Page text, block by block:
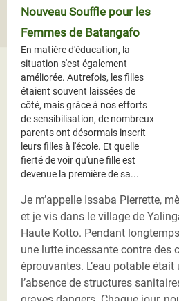
Nouveau Souffle pour les
Femmes de Batangafo
En matière d'éducation, la
situation s'est également
améliorée. Autrefois, les filles
étaient souvent laissées de
côté, mais grâce à nos efforts
de sensibilisation, de nombreux
parents ont désormais inscrit
leurs filles à l'école. Et quelle
fierté de voir qu'une fille est
devenue la première de sa...
Je m’appelle Issaba Pierrette,
et je vis dans le village de
Haute Kotto. Pendant
une lutte incessante contre des
éprouvantes. L’eau potable était
l’absence de structures